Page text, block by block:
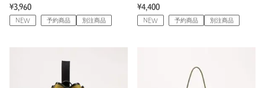
¥3,960
NEW 予約商品 別注商品
¥4,400
NEW 予約商品 別注商品